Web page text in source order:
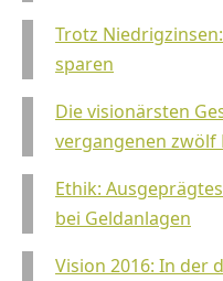
Trotz
sparen
Die visionärsten
vergangenen zwölf
Ethik:
bei Geldanlagen
Vision 2016: In der